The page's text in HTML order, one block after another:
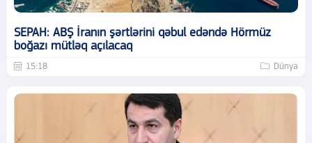
SEPAH: ABŞ İranın şərtlərini qəbul edəndə Hörmüz
boğazı mütləq açılacaq
15:18 Dünya